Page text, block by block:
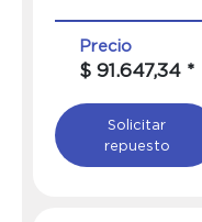
Precio
$ 91.647,34 *
Solicitar
repuesto